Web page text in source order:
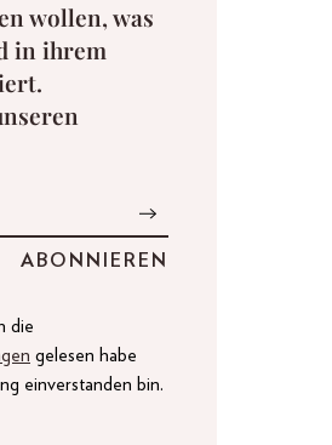
wollen, was
in ihrem
die
gelesen habe
einverstanden bin.